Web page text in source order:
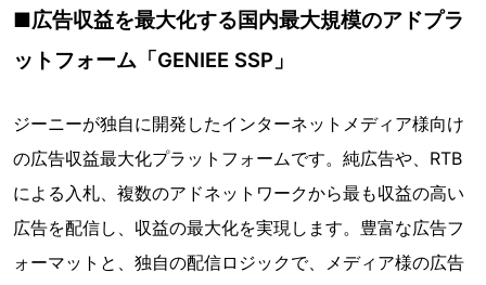
■広告収益を最大化する国内最大規模のアドプラ
ットフォーム「GENIEE SSP」
ジーニーが独自に開発したインターネットメディア様向け
の広告収益最大化プラットフォームです。純広告や、RTB
による入札、複数のアドネットワークから最も収益の高い
広告を配信し、収益の最大化を実現します。豊富な広告フ
ォーマットと、独自の配信ロジックで、メディア様の広告